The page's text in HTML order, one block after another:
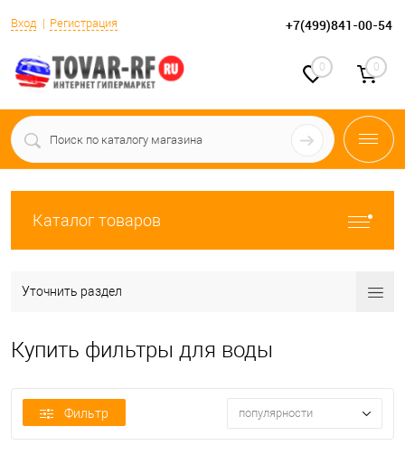
Вход Регистрация +7(499)841-00-54
0 0
Каталог товаров
Уточнить раздел
Купить фильтры для воды
Фильтр популярности